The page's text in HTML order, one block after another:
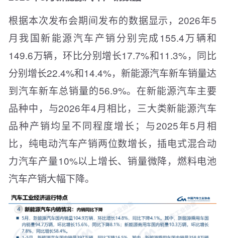
根据本次发布会期间发布的数据显示，2026年5
月我国新能源汽车产销分别完成155.4万辆和
149.6万辆，环比分别增长17.7%和11.3%，同比
分别增长22.4%和14.4%，新能源汽车新车销量达
到汽车新车总销量的56.9%。在新能源汽车主要
品种中，与2026年4月相比，三大类新能源汽车
品种产销均呈不同程度增长；与2025年5月相
比，纯电动汽车产销两位数增长，插电式混合动
力汽车产量10%以上增长、销量微降，燃料电池
汽车产销大幅下降。